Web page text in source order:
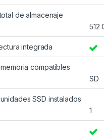
de almacenaje
512
integrada
compatibles
SD
SSD instalados
1